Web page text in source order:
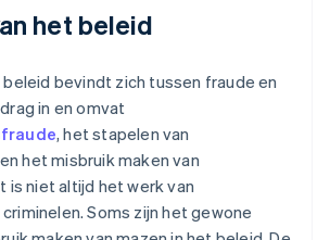
het beleid
bevindt zich tussen fraude en
in en omvat
, het stapelen van
het misbruik maken van
is niet altijd het werk van
Soms zijn het gewone